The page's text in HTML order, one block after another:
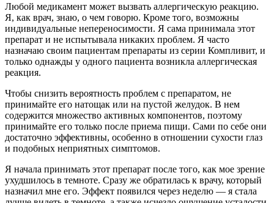
Любой медикамент может вызвать аллергическую реакцию.
Я, как врач, знаю, о чем говорю. Кроме того, возможны
индивидуальные непереносимости. Я сама принимала этот
препарат и не испытывала никаких проблем. Я часто
назначаю своим пациентам препараты из серии Компливит, и
только однажды у одного пациента возникла аллергическая
реакция.
Чтобы снизить вероятность проблем с препаратом, не
принимайте его натощак или на пустой желудок. В нем
содержится множество активных компонентов, поэтому
принимайте его только после приема пищи. Сами по себе они
достаточно эффективны, особенно в отношении сухости глаз
и подобных неприятных симптомов.
Я начала принимать этот препарат после того, как мое зрение
ухудшилось в темноте. Сразу же обратилась к врачу, который
назначил мне его. Эффект появился через неделю — я стала